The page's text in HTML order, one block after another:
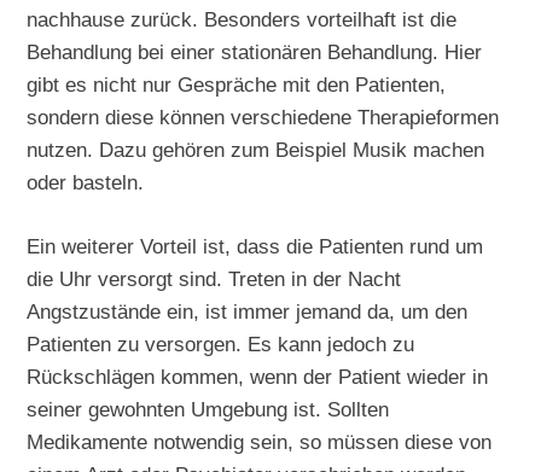
nachhause zurück. Besonders vorteilhaft ist die
Behandlung bei einer stationären Behandlung. Hier
gibt es nicht nur Gespräche mit den Patienten,
sondern diese können verschiedene Therapieformen
nutzen. Dazu gehören zum Beispiel Musik machen
oder basteln.
Ein weiterer Vorteil ist, dass die Patienten rund um
die Uhr versorgt sind. Treten in der Nacht
Angstzustände ein, ist immer jemand da, um den
Patienten zu versorgen. Es kann jedoch zu
Rückschlägen kommen, wenn der Patient wieder in
seiner gewohnten Umgebung ist. Sollten
Medikamente notwendig sein, so müssen diese von